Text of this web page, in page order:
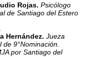
Rojas.Psicólogo
de Santiago del Estero
Hernández.Jueza
de 9°Nominación.
por Santiago del